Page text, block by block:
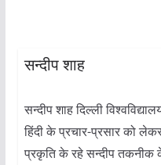
सन्दीप शाह
सन्दीप शाह दिल्ली
हिंदी के प्रचार-प्रसार को
प्रकृति के रहे सन्दीप